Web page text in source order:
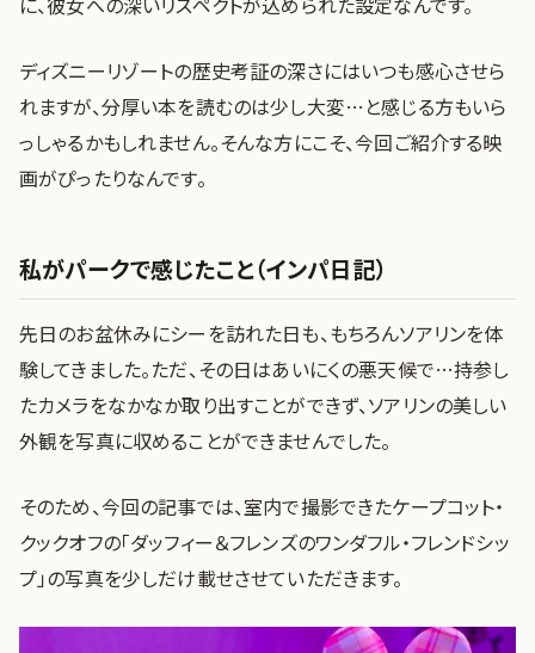
ディズニーリゾートの歴史考証の深さにはいつも感心させら
れますが、分厚い本を読むのは少し大変…と感じる方もいら
っしゃるかもしれません。そんな方にこそ、今回ご紹介する映
画がぴったりなんです。
私がパークで感じたこと（インパ日記）
先日のお盆休みにシーを訪れた日も、もちろんソアリンを体
験してきました。ただ、その日はあいにくの悪天候で…持参し
たカメラをなかなか取り出すことができず、ソアリンの美しい
外観を写真に収めることができませんでした。
そのため、今回の記事では、室内で撮影できたケープコット・
クックオフの「ダッフィー＆フレンズのワンダフル・フレンドシッ
プ」の写真を少しだけ載せさせていただきます。